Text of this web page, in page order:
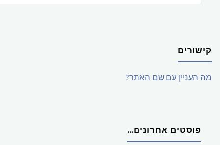
קישורים
מה העניין עם שם האתר?
פוסטים אחרונים…